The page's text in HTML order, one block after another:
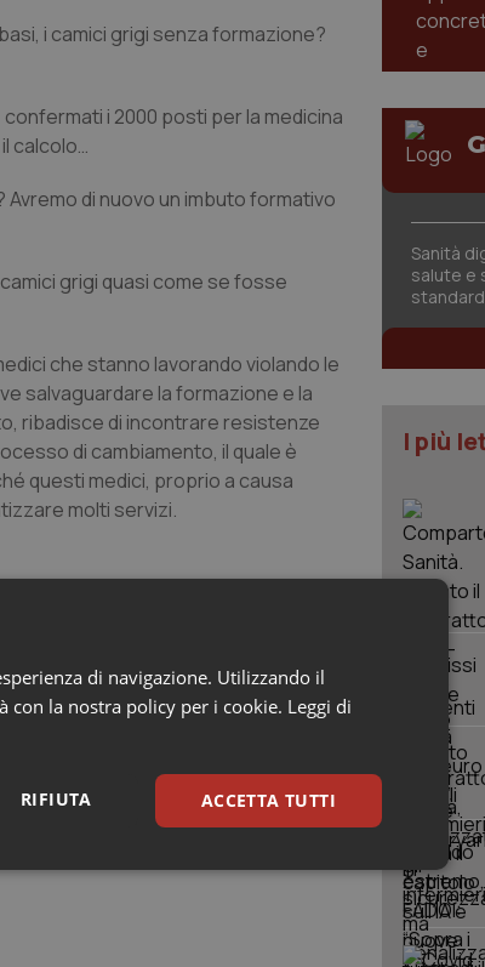
i camici grigi senza formazione?
i 2000 posti per la medicina
calcolo…
di nuovo un imbuto formativo
grigi quasi come se fosse
che stanno lavorando violando le
salvaguardare la formazione e la
ribadisce di incontrare resistenze
di cambiamento, il quale è
questi medici, proprio a causa
molti servizi.
come sia possibile che un
un tutt’uno con la parte
l’urgenza in tema carenze?
categoria e non di una parte.
Sanità
salute e
I più
di navigazione. Utilizzando il
con la nostra policy per i cookie. Leggi di
ACCETTA TUTTI
RIFIUTA
Marketing